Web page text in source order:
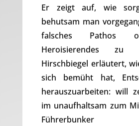
Er zeigt auf, wie
behutsam man
falsches Pathos
Heroisierendes zu
Hirschbiegel erläutert,
sich bemüht hat,
herauszuarbeiten: will
im unaufhaltsam zum
Führerbunker